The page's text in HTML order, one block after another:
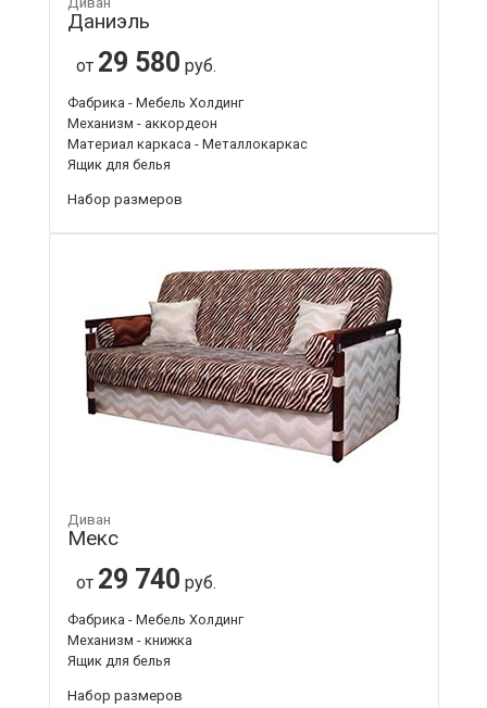
Даниэль
от 29 580 руб.
Фабрика - Мебель Холдинг
Механизм - аккордеон
Материал каркаса - Металлокаркас
Ящик для белья
Набор размеров
Диван
Мекс
от 29 740 руб.
Фабрика - Мебель Холдинг
Механизм - книжка
Ящик для белья
Набор размеров